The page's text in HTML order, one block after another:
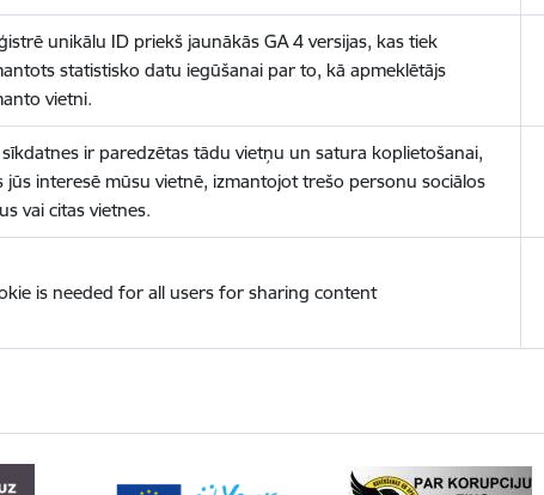
unikālu ID priekš jaunākās GA 4 versijas, kas tiek
statistisko datu iegūšanai par to, kā apmeklētājs
vietni.
sīkdatnes ir paredzētas tādu vietņu un satura koplietošanai,
jūs interesē mūsu vietnē, izmantojot trešo personu sociālos
vai citas vietnes.
is needed for all users for sharing content